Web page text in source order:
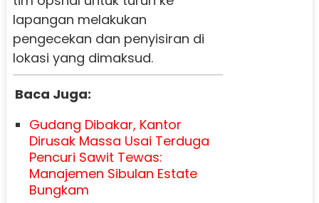
lapangan melakukan
pengecekan dan penyisiran di
lokasi yang dimaksud.
Baca Juga:
Gudang Dibakar, Kantor
Dirusak Massa Usai Terduga
Pencuri Sawit Tewas:
Manajemen Sibulan Estate
Bungkam